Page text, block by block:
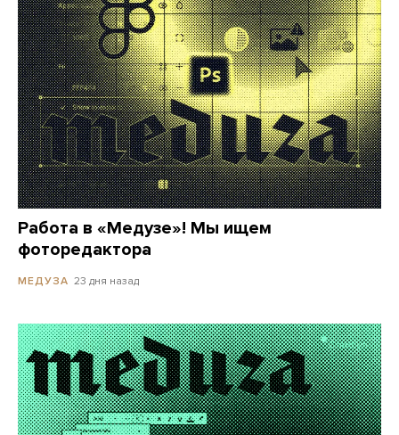
Работа в «Медузе»! Мы ищем
фоторедактора
МЕДУЗА 23 дня назад